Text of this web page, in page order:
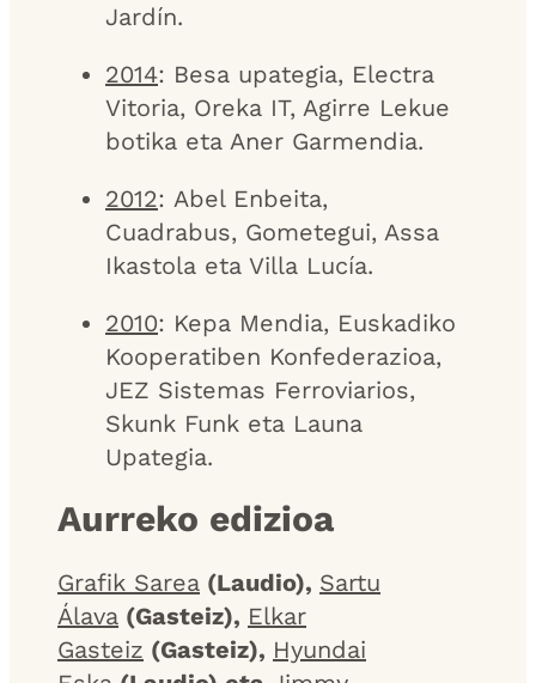
Jardín.
2014: Besa upategia, Electra
Vitoria, Oreka IT, Agirre Lekue
botika eta Aner Garmendia.
2012: Abel Enbeita,
Cuadrabus, Gometegui, Assa
Ikastola eta Villa Lucía.
2010: Kepa Mendia, Euskadiko
Kooperatiben Konfederazioa,
JEZ Sistemas Ferroviarios,
Skunk Funk eta Launa
Upategia.
Aurreko edizioa
Grafik Sarea (Laudio), Sartu
Álava (Gasteiz), Elkar
Gasteiz (Gasteiz), Hyundai